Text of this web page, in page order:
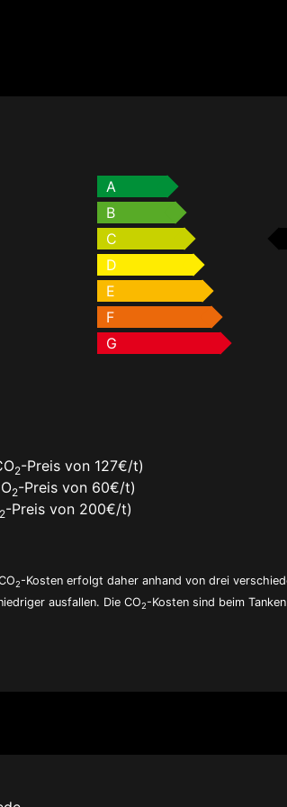
A
B
C
D
E
F
G
2-Preis von 127€/t)
2-Preis von 60€/t)
2-Preis von 200€/t)
2-Kosten erfolgt daher anhand von drei
ausfallen. Die CO2-Kosten sind beim